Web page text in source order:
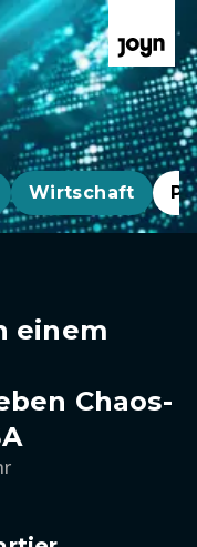
Wirtschaft
einem
Chaos-